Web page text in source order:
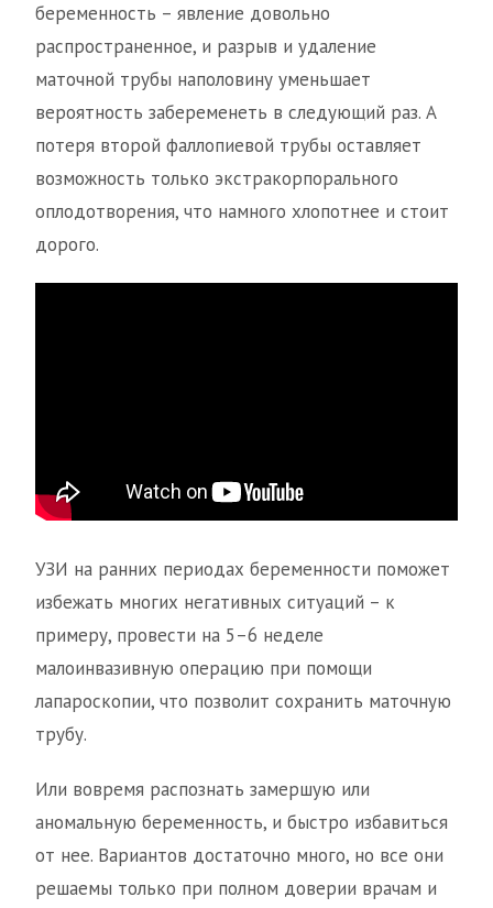
беременность – явление довольно
распространенное, и разрыв и удаление
маточной трубы наполовину уменьшает
вероятность забеременеть в следующий раз. А
потеря второй фаллопиевой трубы оставляет
возможность только экстракорпорального
оплодотворения, что намного хлопотнее и стоит
дорого.
УЗИ на ранних периодах беременности поможет
избежать многих негативных ситуаций – к
примеру, провести на 5–6 неделе
малоинвазивную операцию при помощи
лапароскопии, что позволит сохранить маточную
трубу.
Или вовремя распознать замершую или
аномальную беременность, и быстро избавиться
от нее. Вариантов достаточно много, но все они
решаемы только при полном доверии врачам и